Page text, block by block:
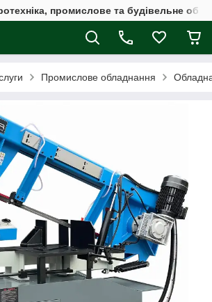
промислове та будівельне
Промислове обладнання